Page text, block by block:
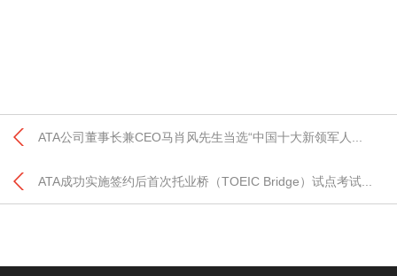
ATA公司董事长兼CEO马肖风先生当选“中国十大新领军人...
ATA成功实施签约后首次托业桥（TOEIC Bridge）试点考试...